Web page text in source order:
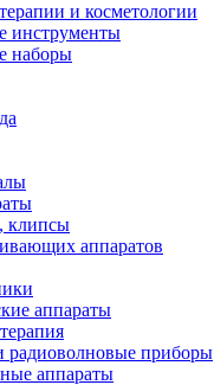
и косметологии
инструменты
наборы
клипсы
аппаратов
аппараты
радиоволновые приборы
аппараты